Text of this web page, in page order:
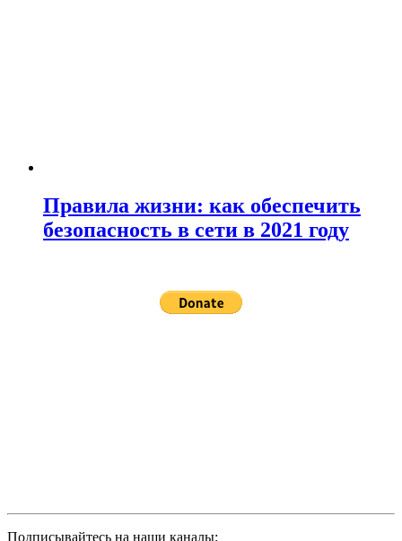
Правила жизни: как обеспечить
безопасность в сети в 2021 году
Подписывайтесь на наши каналы: